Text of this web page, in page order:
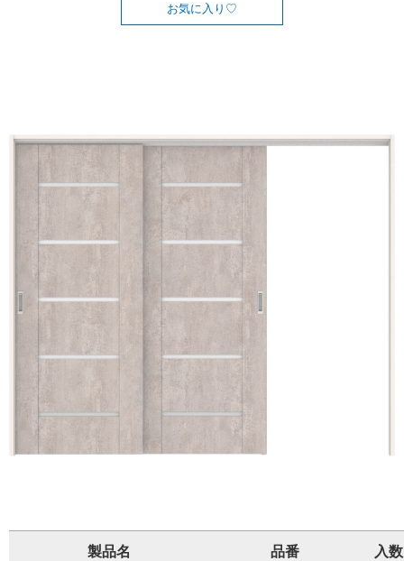
お気に入り
製品名 品番 入数